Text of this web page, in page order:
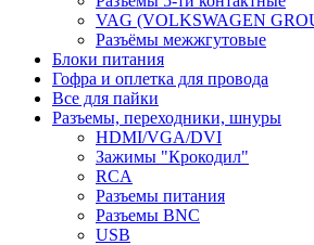
VAG (VOLKSWAGEN
Разъёмы межжгутовые
Блоки питания
Гофра и оплетка для провода
Все для пайки
Разъемы, переходники, шнуры
HDMI/VGA/DVI
Зажимы "Крокодил"
RCA
Разъемы питания
Разъемы BNC
USB